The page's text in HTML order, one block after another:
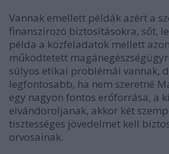
Vannak emellett példák azért a
finanszírozó biztosításokra, sőt,
példa a közfeladatok mellett
működtetett
súlyos etikai problémái vannak,
legfontosabb, ha nem szeretné
egy nagyon fontos erőforrása, a
elvándoroljanak, akkor két
tisztességes jövedelmet kell
orvosainak.